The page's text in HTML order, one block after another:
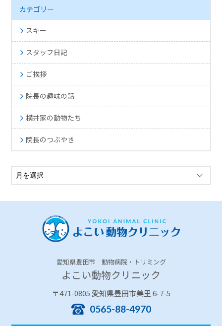
カテゴリー
スキー
スタッフ日記
ご挨拶
院長の趣味の話
横井家の動物たち
院長のつぶやき
愛知県豊田市 動物病院・トリミング
よこい動物クリニック
〒471-0805 愛知県豊田市美里 6-7-5
0565-88-4970